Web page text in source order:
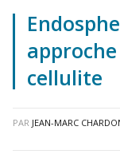
cellulite
PAR JEAN-MARC